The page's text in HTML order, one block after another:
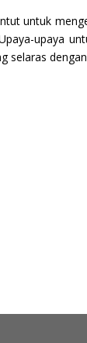
untuk
upaya
selaras